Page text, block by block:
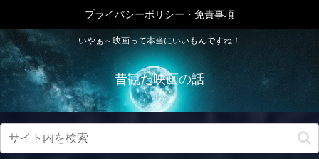
いやぁ～映画って本当にいいもんですね！
昔観た映画の話
プライバシーポリシー・免責事項